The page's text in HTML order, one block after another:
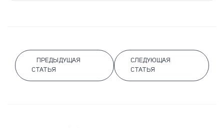
ПРЕДЫДУЩАЯ
СТАТЬЯ
СЛЕДУЮЩАЯ
СТАТЬЯ